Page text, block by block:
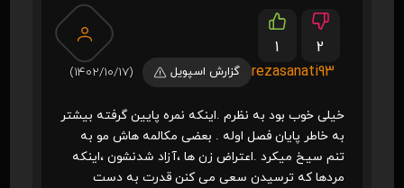
1
2
rezasanati93
گزارش اسپویل (1402/10/17)
خیلی خوب بود به نظرم .اینکه نمره پایین گرفته بیشتر
به خاطر پایان فصل اوله . بعضی مکالمه هاش مو به
تنم سیخ میکرد .اعتراض زن ها ،آزاد شدنشون ،اینکه
مردها که ترسیدن سعی می کنن قدرت به دست